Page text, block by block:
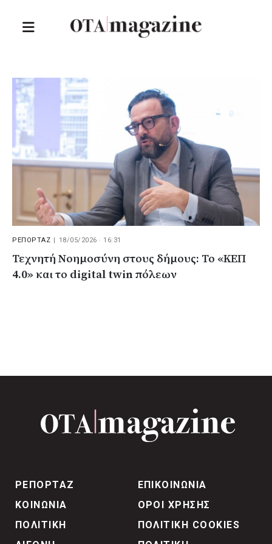
ΡΕΠΟΡΤΑΖ 18/05/2026 · 16:31
Τεχνητή Νοημοσύνη στους δήμους: Το «ΚΕΠ
4.0» και το digital twin πόλεων
ΡΕΠΟΡΤΑΖ
ΚΟΙΝΩΝΙΑ
ΠΟΛΙΤΙΚΗ
ΕΠΙΚΟΙΝΩΝΙΑ
ΟΡΟΙ ΧΡΗΣΗΣ
ΠΟΛΙΤΙΚΗ COOKIES